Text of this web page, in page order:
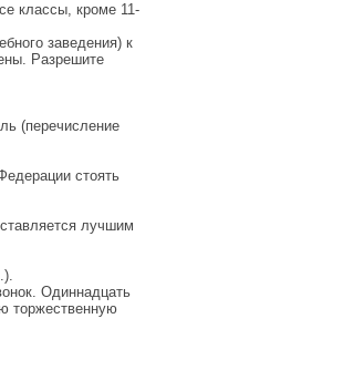
классы, кроме 11-
заведения) к
Разрешите
(перечисление
стоять
лучшим
Одиннадцать
торжественную